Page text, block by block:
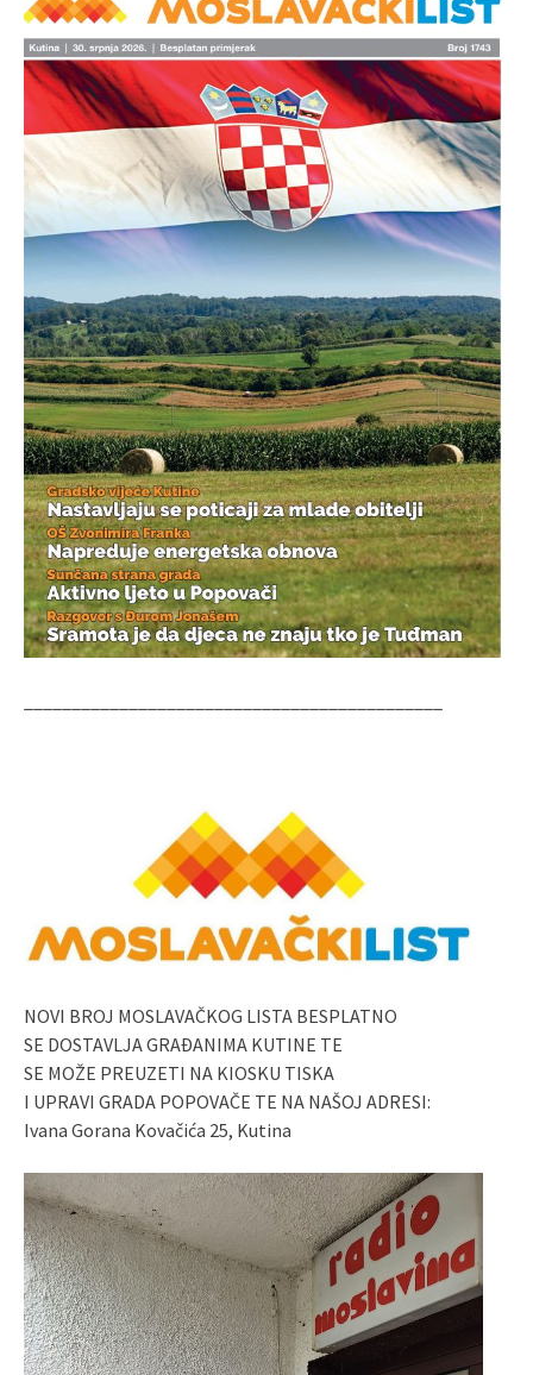
NOVI BROJ MOSLAVAČKOG LISTA BESPLATNO
SE DOSTAVLJA GRAĐANIMA KUTINE TE
SE MOŽE PREUZETI NA KIOSKU TISKA
I UPRAVI GRADA POPOVAČE TE NA NAŠOJ ADRESI:
Ivana Gorana Kovačića 25, Kutina